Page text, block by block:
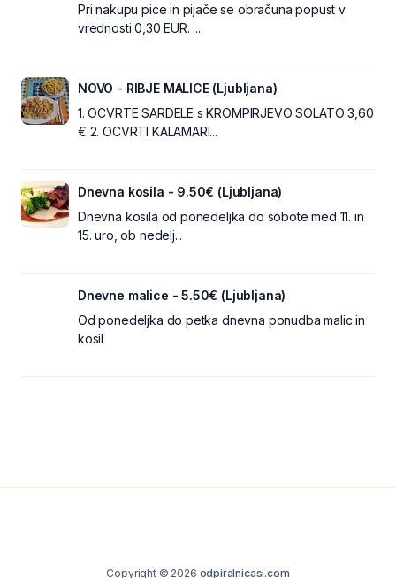
Pri nakupu pice in pijače se obračuna popust v
vrednosti 0,30 EUR. ...
NOVO - RIBJE MALICE (Ljubljana)
1. OCVRTE SARDELE s KROMPIRJEVO SOLATO 3,60
€ 2. OCVRTI KALAMARI...
Dnevna kosila - 9.50€ (Ljubljana)
Dnevna kosila od ponedeljka do sobote med 11. in
15. uro, ob nedelj...
Dnevne malice - 5.50€ (Ljubljana)
Od ponedeljka do petka dnevna ponudba malic in
kosil
Copyright © 2026 odpiralnicasi.com